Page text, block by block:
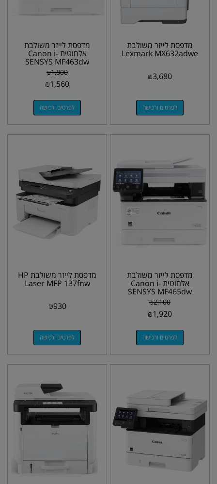
מדפסת לייזר משולבת
Lexmark MX632adwe
₪3,680
לפרטים ורכישה
מדפסת לייזר משולבת
אלחוטית Canon i-
SENSYS MF463dw
₪1,800
₪1,560
לפרטים ורכישה
מדפסת לייזר משולבת
אלחוטית Canon i-
SENSYS MF465dw
₪2,100
₪1,920
לפרטים ורכישה
מדפסת לייזר משולבת HP
Laser MFP 137fnw
₪930
לפרטים ורכישה